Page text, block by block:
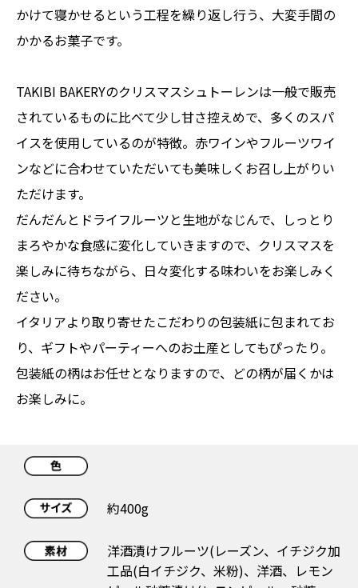
かけて寝かせるという工程を繰り返し行う、大変手間の
かかるお菓子です。
TAKIBI BAKERYのクリスマスシュトーレンは一般で販売
されているものに比べて少し甘さ控えめで、多くのスパ
イスを使用しているのが特徴。赤ワインやフルーツワイ
ンなどに合わせていただいても美味しくお召し上がりい
ただけます。
だんだんとドライフルーツと生地がなじんで、しっとり
まろやかな食感に変化していきますので、クリスマスを
楽しみに待ちながら、日々変化する味わいをお楽しみく
ださい。
イタリアより取り寄せたこだわりの包装紙に包まれてお
り、ギフトやパーティーへのお土産としてもぴったり。
包装紙の柄はお任せとなりますので、どの柄が届くかは
お楽しみに。
約400g
洋酒漬けフルーツ(レーズン、イチジク加
工品(白イチジク、米粉)、洋酒、レモン